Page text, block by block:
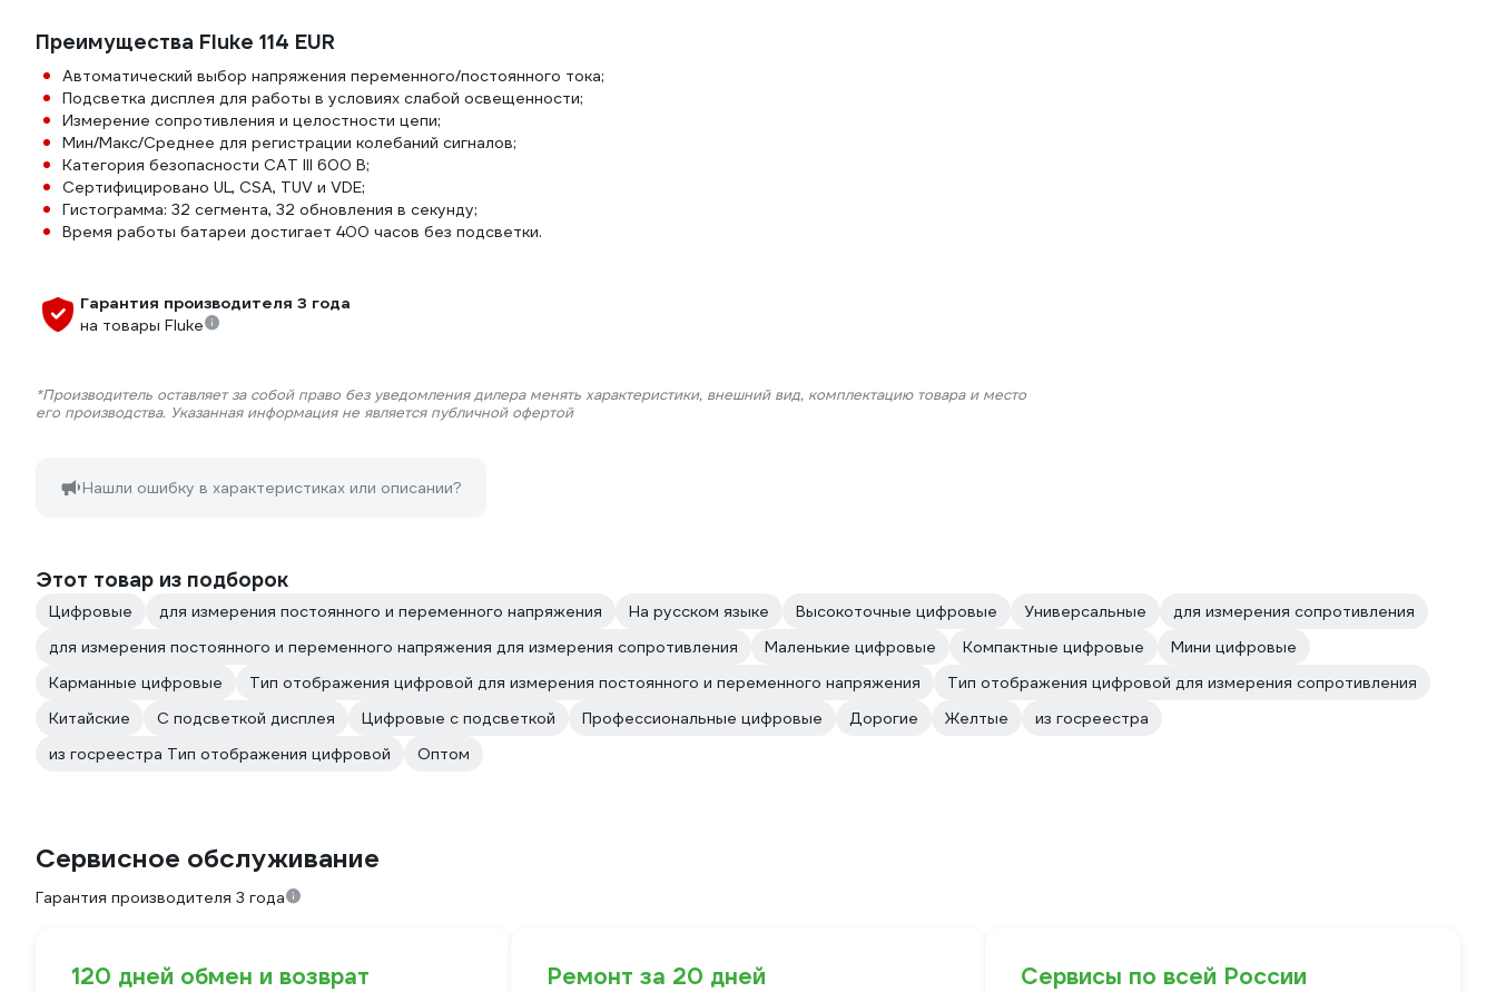
Преимущества Fluke 114 EUR
Автоматический выбор напряжения переменного/постоянного тока;
Подсветка дисплея для работы в условиях слабой освещенности;
Измерение сопротивления и целостности цепи;
Мин/Макс/Среднее для регистрации колебаний сигналов;
Категория безопасности CAT III 600 В;
Сертифицировано UL, CSA, TUV и VDE;
Гистограмма: 32 сегмента, 32 обновления в секунду;
Время работы батареи достигает 400 часов без подсветки.
Гарантия производителя 3 года
на товары Fluke
*Производитель оставляет за собой право без уведомления дилера менять характеристики, внешний вид, комплектацию товара и место
его производства. Указанная информация не является публичной офертой
Нашли ошибку в характеристиках или описании?
Этот товар из подборок
Цифровые для измерения постоянного и переменного напряжения На русском языке Высокоточные цифровые Универсальные
для измерения сопротивления
для измерения постоянного и переменного напряжения для измерения сопротивления
Маленькие цифровые Компактные цифровые
Мини цифровые
Карманные цифровые
Тип отображения цифровой для измерения постоянного и переменного напряжения
Тип отображения цифровой для измерения сопротивления
Китайские
С подсветкой дисплея Цифровые с подсветкой Профессиональные цифровые Дорогие Желтые
из госреестра
из госреестра Тип отображения цифровой
Оптом
Сервисное обслуживание
Гарантия производителя 3 года
120 дней обмен и возврат Ремонт за 20 дней Сервисы по всей России